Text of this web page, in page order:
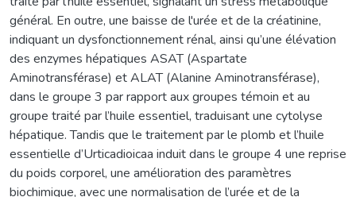
général. En outre, une baisse de l'urée et de la créatinine,
indiquant un dysfonctionnement rénal, ainsi qu’une élévation
des enzymes hépatiques ASAT (Aspartate
Aminotransférase) et ALAT (Alanine Aminotransférase),
dans le groupe 3 par rapport aux groupes témoin et au
groupe traité par l’huile essentiel, traduisant une cytolyse
hépatique. Tandis que le traitement par le plomb et l’huile
essentielle d’Urticadioicaa induit dans le groupe 4 une reprise
du poids corporel, une amélioration des paramètres
biochimique, avec une normalisation de l’urée et de la